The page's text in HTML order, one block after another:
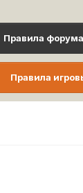
Правила
Правила